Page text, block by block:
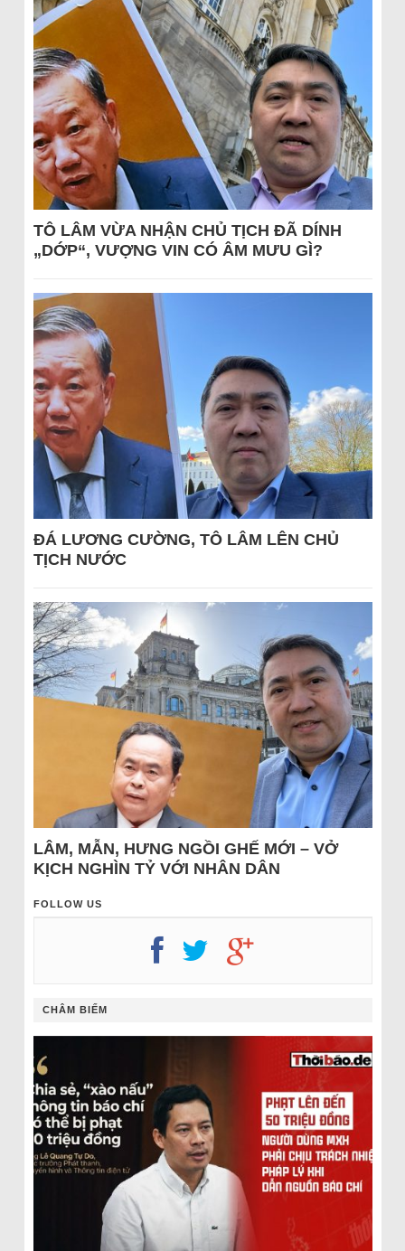
TÔ LÂM VỪA NHẬN CHỦ TỊCH ĐÃ DÍNH
„DỚP“, VƯỢNG VIN CÓ ÂM MƯU GÌ?
ĐÁ LƯƠNG CƯỜNG, TÔ LÂM LÊN CHỦ
TỊCH NƯỚC
LÂM, MẪN, HƯNG NGỒI GHẾ MỚI – VỞ
KỊCH NGHÌN TỶ VỚI NHÂN DÂN
FOLLOW US
CHÂM BIẾM